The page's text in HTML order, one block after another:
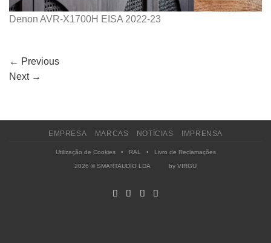
Denon AVR-X1700H EISA 2022-23
← Previous
Next →
EMPRESA MARCAS NOTÍCIAS IMPRENSA
Utilização de Cookies• RAL • Livro de Reclamações
2026 © SMARTAUDIO LDA by VIRGU